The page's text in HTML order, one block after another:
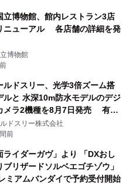
立博物館、館内レストラン3店
ニューアル 各店舗の詳細を発
博物館
ルドスリー、光学3倍ズーム搭
ルと 水深10m防水モデルのデジ
メラ2機種を8月7日発売 有効
万画素、用途別に選べるコンデ
場
ドスリー株式会社
前
ライダーガヴ」より 「DXおし
ブリザードソルベエゴチゾウ」
ミアムバンダイで予約受付開始